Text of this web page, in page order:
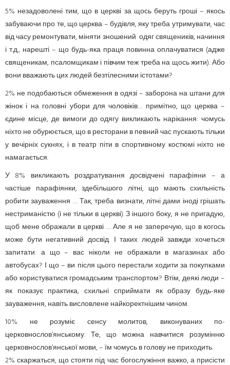
5% незадоволені тим, що в церкві за щось беруть гроші – якось
забуваючи про те, що церква – будівля, яку треба утримувати, час
від часу ремонтувати, міняти зношений одяг священиків, начиння
і т.д., нарешті – що будь-яка праця повинна оплачуватися (адже
священикам, псаломщикам і півчим теж треба на щось жити). Або
вони вважають цих людей безтілесними істотами?
2% не подобаються обмеження в одязі – заборона на штани для
жінок і на головні убори для чоловіків… примітно, що церква –
єдине місце, де вимоги до одягу викликають нарікання: чомусь
ніхто не обурюється, що в ресторани в певний час пускають тільки
у вечірніх сукнях, і в театр піти в спортивному костюмі ніхто не
намагається.
У 8% викликають роздратування досвідчені парафіяни – а
частіше парафіянки, здебільшого літні, що мають схильність
робити зауваження … Так, треба визнати, літні дами іноді грішать
нестриманістю (і не тільки в церкві). З іншого боку, я не пригадую,
щоб мене ображали в церкві … Але я не заперечую, що в когось
може бути негативний досвід. І таких людей завжди хочеться
запитати: а що – вас ніколи не ображали в магазинах або
автобусах? І що – ви після цього перестали ходити за покупками
або користуватися громадським транспортом? Втім, деякі люди –
як показує практика, схильні сприймати як образу будь-яке
зауваження, навіть висловлене найкоректнішим чином.
10% не розуміє сенсу молитов, виконуваних по-
церковнослов’янському. Те, що можна навчитися розумінню
церковнослов’янської мови, – їм чомусь в голову не приходить.
2% скаржаться, що стояти під час богослужіння важко, а присісти